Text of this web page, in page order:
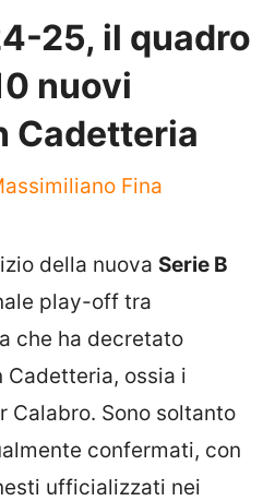
25, il quadro
nuovi
Cadetteria
Fina
della nuova Serie B
play-off tra
che ha decretato
Cadetteria, ossia i
Calabro. Sono soltanto
confermati, con
ufficializzati nei